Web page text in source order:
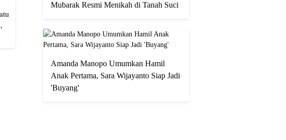
Mubarak Resmi Menikah di Tanah Suci
Amanda Manopo Umumkan Hamil
Anak Pertama, Sara Wijayanto Siap Jadi
'Buyang'